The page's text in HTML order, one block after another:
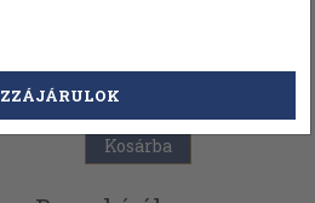
Kosárba